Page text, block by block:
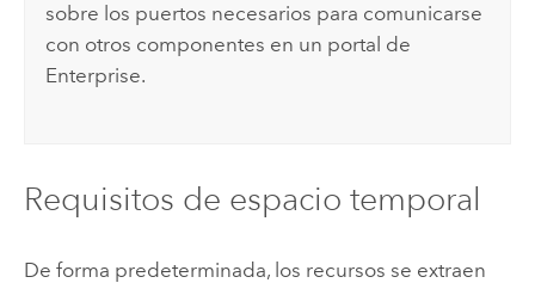
sobre los puertos necesarios para comunicarse
con otros componentes en un portal de
Enterprise.
Requisitos de espacio temporal
De forma predeterminada, los recursos se extraen